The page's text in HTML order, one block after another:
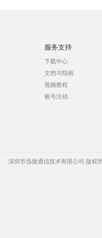
服务支持
下载中心
文档与指南
视频教程
账号注销
深圳市迅捷通信技术有限公司 版权